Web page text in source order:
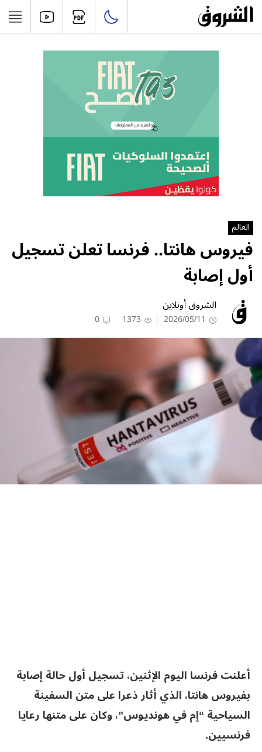
العالم
فيروس هانتا.. فرنسا تعلن تسجيل
أول إصابة
الشروق أونلاين
2026/05/11
1373
0
أعلنت فرنسا اليوم الإثنين، تسجيل أول حالة إصابة
بفيروس هانتا، الذي أثار ذعرا على متن السفينة
السياحية “إم في هونديوس”، وكان على متنها رعايا
فرنسيين.